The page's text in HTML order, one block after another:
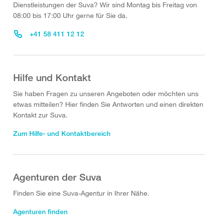
Dienstleistungen der Suva? Wir sind Montag bis Freitag von
08:00 bis 17:00 Uhr gerne für Sie da.
+41 58 411 12 12
Hilfe und Kontakt
Sie haben Fragen zu unseren Angeboten oder möchten uns
etwas mitteilen? Hier finden Sie Antworten und einen direkten
Kontakt zur Suva.
Zum Hilfe- und Kontaktbereich
Agenturen der Suva
Finden Sie eine Suva-Agentur in Ihrer Nähe.
Agenturen finden